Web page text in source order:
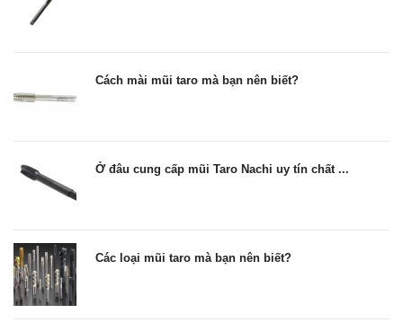
Cách mài mũi taro mà bạn nên biết?
Ở đâu cung cấp mũi Taro Nachi uy tín chất ...
Các loại mũi taro mà bạn nên biết?